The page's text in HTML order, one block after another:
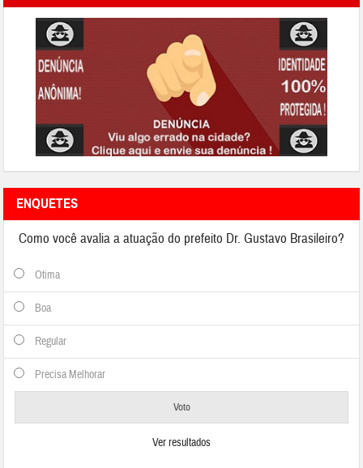
ENQUETES
Como você avalia a atuação do prefeito Dr. Gustavo Brasileiro?
Otima
Boa
Regular
Precisa Melhorar
Ver resultados